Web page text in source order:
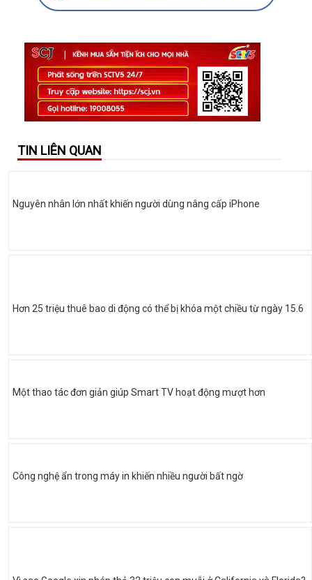
TIN LIÊN QUAN
Nguyên nhân lớn nhất khiến người dùng nâng cấp iPhone
Hơn 25 triệu thuê bao di động có thể bị khóa một chiều từ ngày 15.6
Một thao tác đơn giản giúp Smart TV hoạt động mượt hơn
Công nghệ ẩn trong máy in khiến nhiều người bất ngờ